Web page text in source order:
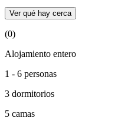
Ver qué hay cerca
(0)
Alojamiento entero
1 - 6 personas
3 dormitorios
5 camas